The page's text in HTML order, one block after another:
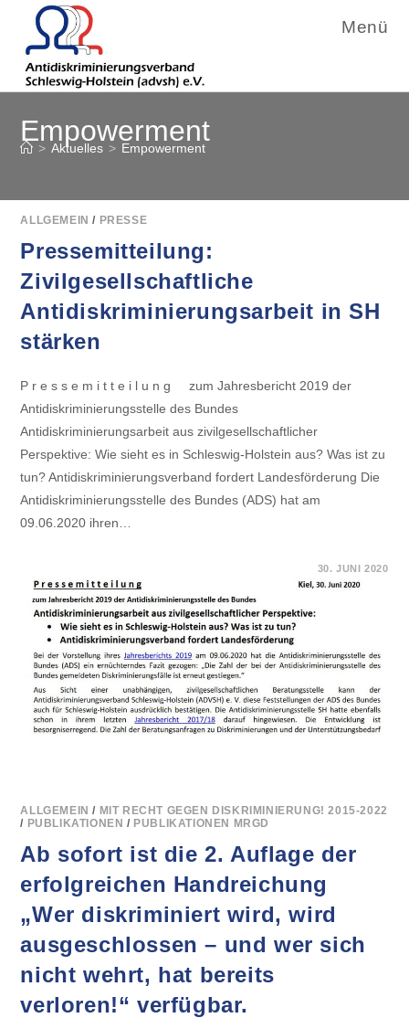
Inhalt
springen
Menü
Empowerment
> Aktuelles > Empowerment
ALLGEMEIN / PRESSE
Pressemitteilung:
Zivilgesellschaftliche
Antidiskriminierungsarbeit in SH
stärken
P r e s s e m i t t e i l u n g zum Jahresbericht 2019 der
Antidiskriminierungsstelle des Bundes
Antidiskriminierungsarbeit aus zivilgesellschaftlicher
Perspektive: Wie sieht es in Schleswig-Holstein aus? Was ist zu
tun? Antidiskriminierungsverband fordert Landesförderung Die
Antidiskriminierungsstelle des Bundes (ADS) hat am
09.06.2020 ihren…
PRESSEMITTEILUNG:
ZIVILGESELLSCHAFTLICHE
ANTIDISKRIMINIERUNGSARBEIT
IN
SH
STÄRKEN
30. JUNI 2020
ALLGEMEIN / MIT RECHT GEGEN DISKRIMINIERUNG! 2015-2022
/ PUBLIKATIONEN / PUBLIKATIONEN MRGD
Ab sofort ist die 2. Auflage der
erfolgreichen Handreichung
„Wer diskriminiert wird, wird
ausgeschlossen – und wer sich
nicht wehrt, hat bereits
verloren!“ verfügbar.